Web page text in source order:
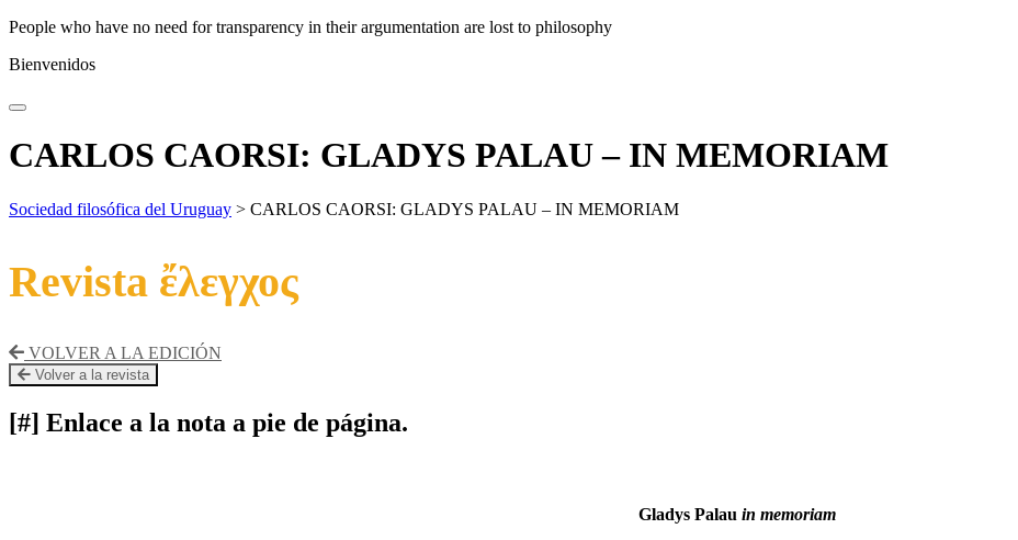
People who have no need for transparency in their argumentation are lost to philosophy
Bienvenidos
CARLOS CAORSI: GLADYS PALAU – IN MEMORIAM
Sociedad filosófica del Uruguay > CARLOS CAORSI: GLADYS PALAU – IN MEMORIAM
Revista ἔλεγχος
VOLVER A LA EDICIÓN
Volver a la revista
[#] Enlace a la nota a pie de página.
Gladys Palau in memoriam